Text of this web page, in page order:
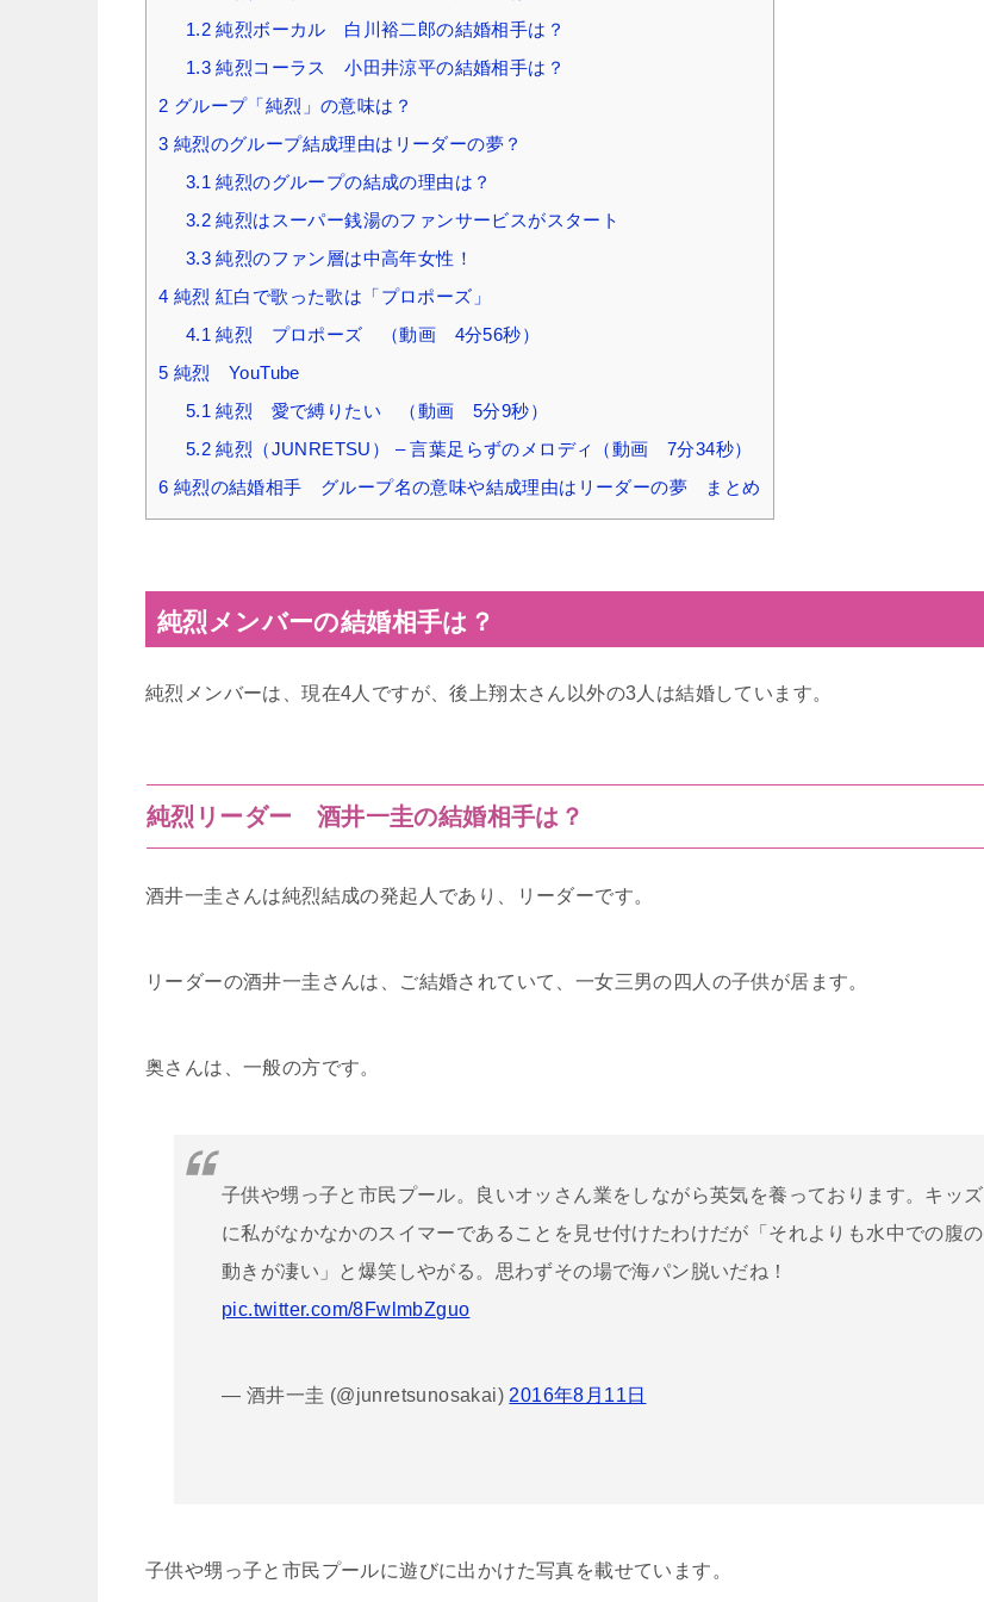
1.2 純烈ボーカル 白川裕二郎の結婚相手は？
1.3 純烈コーラス 小田井涼平の結婚相手は？
2 グループ「純烈」の意味は？
3 純烈のグループ結成理由はリーダーの夢？
3.1 純烈のグループの結成の理由は？
3.2 純烈はスーパー銭湯のファンサービスがスタート
3.3 純烈のファン層は中高年女性！
4 純烈 紅白で歌った歌は「プロポーズ」
4.1 純烈 プロポーズ （動画 4分56秒）
5 純烈 YouTube
5.1 純烈 愛で縛りたい （動画 5分9秒）
5.2 純烈（JUNRETSU） – 言葉足らずのメロディ（動画 7分34秒）
6 純烈の結婚相手 グループ名の意味や結成理由はリーダーの夢 まとめ
純烈メンバーの結婚相手は？
純烈メンバーは、現在4人ですが、後上翔太さん以外の3人は結婚しています。
純烈リーダー 酒井一圭の結婚相手は？
酒井一圭さんは純烈結成の発起人であり、リーダーです。
リーダーの酒井一圭さんは、ご結婚されていて、一女三男の四人の子供が居ます。
奥さんは、一般の方です。
子供や甥っ子と市民プール。良いオッさん業をしながら英気を養っております。キッズ
に私がなかなかのスイマーであることを見せ付けたわけだが「それよりも水中での腹の
動きが凄い」と爆笑しやがる。思わずその場で海パン脱いだね！
pic.twitter.com/8FwlmbZguo
— 酒井一圭 (@junretsunosakai) 2016年8月11日
子供や甥っ子と市民プールに遊びに出かけた写真を載せています。